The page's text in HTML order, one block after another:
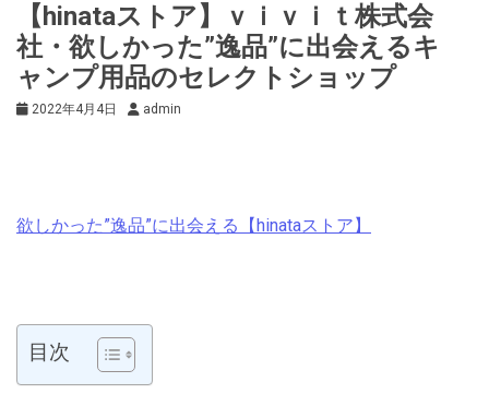
【hinataストア】ｖｉｖｉｔ株式会
社・欲しかった”逸品”に出会えるキ
ャンプ用品のセレクトショップ
2022年4月4日 admin
欲しかった”逸品”に出会える【hinataストア】
目次